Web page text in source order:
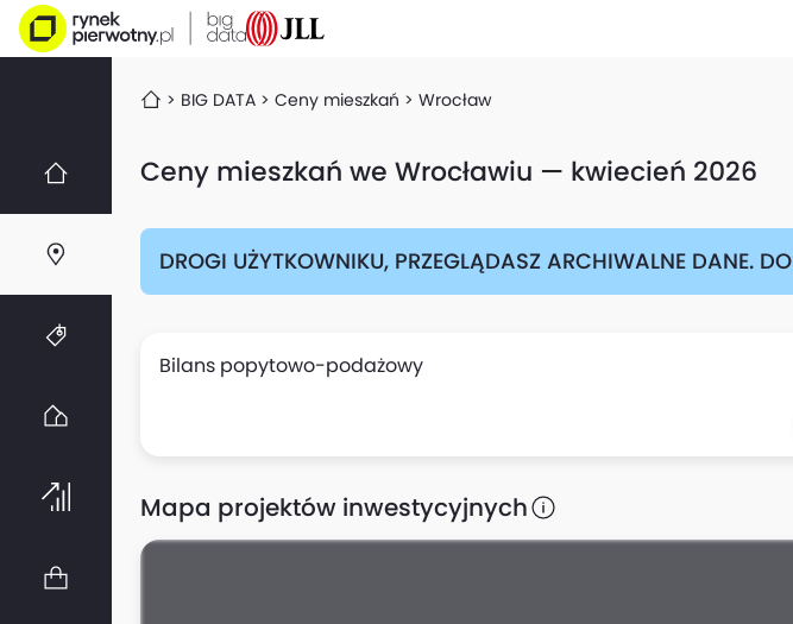
BIG DATA Ceny mieszkań Wrocław
Ceny mieszkań we Wrocławiu — kwiecień 2026
DROGI UŻYTKOWNIKU, PRZEGLĄDASZ ARCHIWALNE DANE.
Bilans popytowo-podażowy
Mapa projektów inwestycyjnych